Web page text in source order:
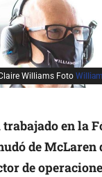
Williams Foto
en la
de McLaren
de